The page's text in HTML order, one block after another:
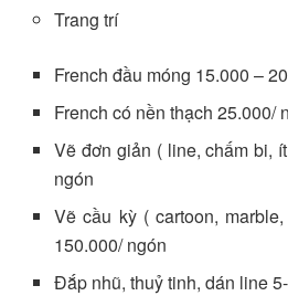
Trang trí
French đầu móng 15.000 –
French có nền thạch 25.000/
Vẽ đơn giản ( line, chấm bi,
ngón
Vẽ cầu kỳ ( cartoon,
150.000/ ngón
Đắp nhũ, thuỷ tinh, dán line